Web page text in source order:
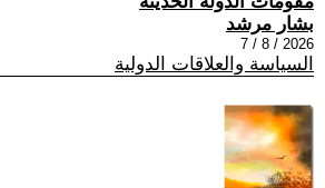
بشار مرشد
2026 / 8 / 7
السياسة والعلاقات الدولية